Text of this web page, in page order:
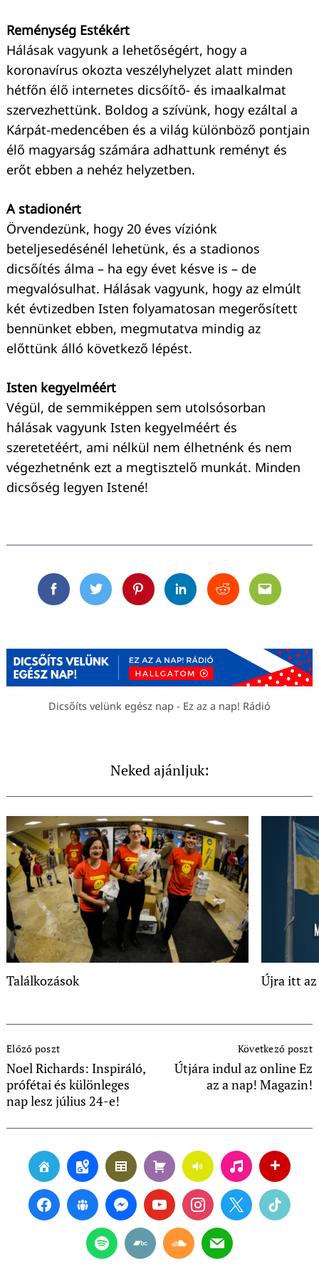
Reménység Estékért
Hálásak vagyunk a lehetőségért, hogy a
koronavírus okozta veszélyhelyzet alatt minden
hétfőn élő internetes dicsőítő- és imaalkalmat
szervezhettünk. Boldog a szívünk, hogy ezáltal a
Kárpát-medencében és a világ különböző pontjain
élő magyarság számára adhattunk reményt és
erőt ebben a nehéz helyzetben.
A stadionért
Örvendezünk, hogy 20 éves víziónk
beteljesedésénél lehetünk, és a stadionos
dicsőítés álma – ha egy évet késve is – de
megvalósulhat. Hálásak vagyunk, hogy az elmúlt
két évtizedben Isten folyamatosan megerősített
bennünket ebben, megmutatva mindig az
előttünk álló következő lépést.
Isten kegyelméért
Végül, de semmiképpen sem utolsósorban
hálásak vagyunk Isten kegyelméért és
szeretetéért, ami nélkül nem élhetnénk és nem
végezhetnénk ezt a megtisztelő munkát. Minden
dicsőség legyen Istené!
FacebookTwitterPinterestLinkedinRedditEmail
Dicsőíts velünk egész nap - Ez az a nap! Rádió
Neked ajánljuk:
Találkozások Újra itt
Navigation
Előző poszt
Noel Richards: Inspiráló,
prófétai és különleges
nap lesz július 24-e!
Következő poszt
Útjára indul az online Ez
az a nap! Magazin!